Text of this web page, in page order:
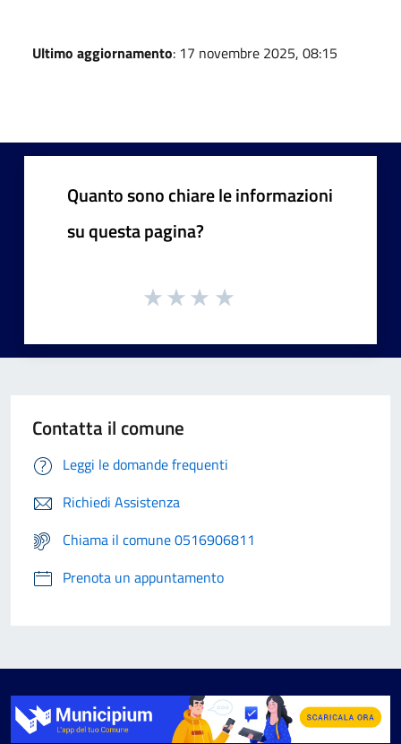
Ultimo aggiornamento: 17 novembre 2025, 08:15
Quanto sono chiare le informazioni
su questa pagina?
Contatta il comune
Leggi le domande frequenti
Richiedi Assistenza
Chiama il comune 0516906811
Prenota un appuntamento